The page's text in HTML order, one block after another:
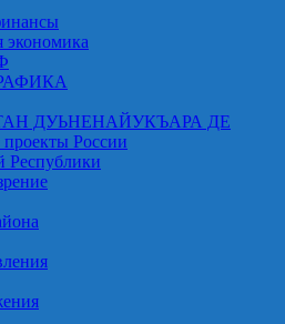
экономика
ДУЬНЕНАЙУКЪАРА ДЕ
России
Республики